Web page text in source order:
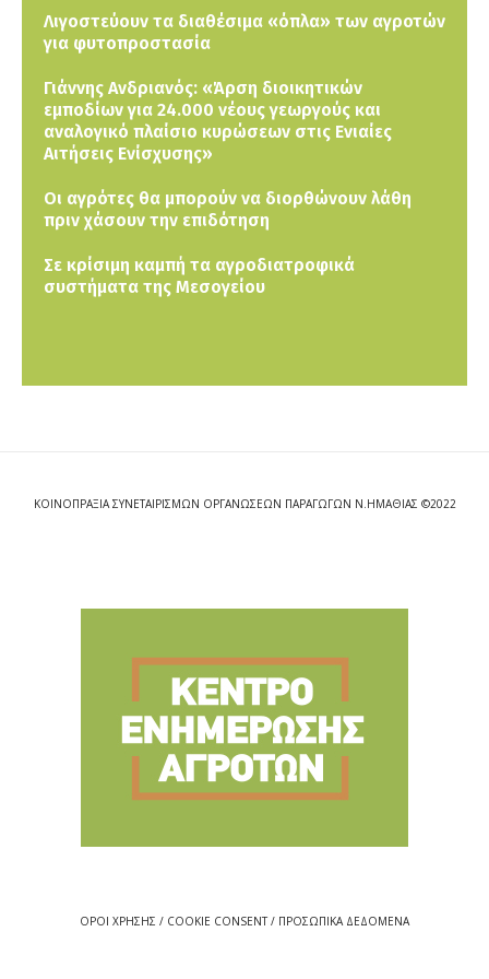
Λιγοστεύουν τα διαθέσιμα «όπλα» των αγροτών
για φυτοπροστασία
Γιάννης Ανδριανός: «Άρση διοικητικών
εμποδίων για 24.000 νέους γεωργούς και
αναλογικό πλαίσιο κυρώσεων στις Ενιαίες
Αιτήσεις Ενίσχυσης»
Οι αγρότες θα μπορούν να διορθώνουν λάθη
πριν χάσουν την επιδότηση
Σε κρίσιμη καμπή τα αγροδιατροφικά
συστήματα της Μεσογείου
ΚΟΙΝΟΠΡΑΞΙΑ ΣΥΝΕΤΑΙΡΙΣΜΩΝ ΟΡΓΑΝΩΣΕΩΝ ΠΑΡΑΓΩΓΩΝ Ν.ΗΜΑΘΙΑΣ ©2022
ΟΡΟΙ ΧΡΗΣΗΣ / COOKIE CONSENT / ΠΡΟΣΩΠΙΚΑ ΔΕΔΟΜΕΝΑ